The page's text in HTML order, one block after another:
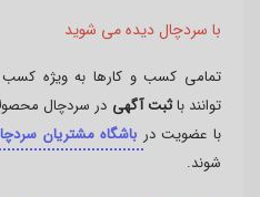
با سردچال دیده می شوید
تمامی کسب و کارها به ویژه کسب
توانند باثبت آگهی در سردچال
با عضویت در باشگاه مشتریان
شوند.